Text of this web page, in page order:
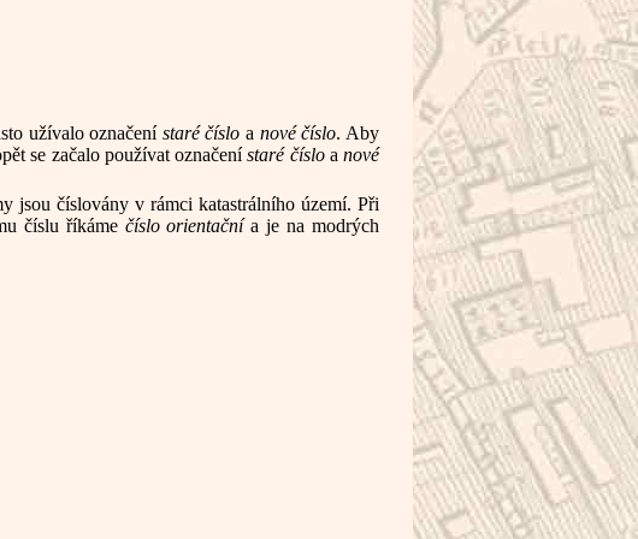
užívalo označení staré číslo a nové číslo. Aby
se začalo používat označenístaré čísloanové
jsou číslovány v rámci katastrálního území. Při
číslu říkáme číslo orientačnía je na modrých